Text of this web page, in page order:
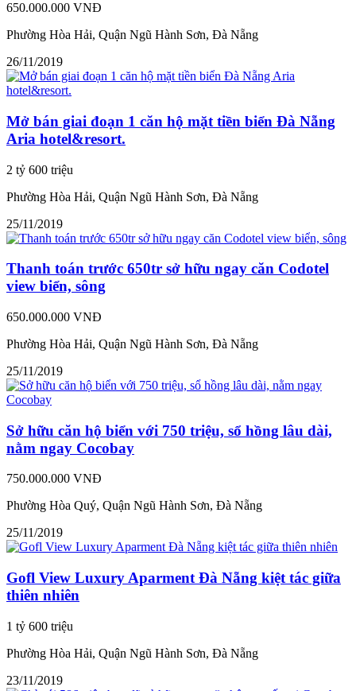
650.000.000 VNĐ
Phường Hòa Hải, Quận Ngũ Hành Sơn, Đà Nẵng
26/11/2019
Mở bán giai đoạn 1 căn hộ mặt tiền biển Đà Nẵng
Aria hotel&resort.
2 tỷ 600 triệu
Phường Hòa Hải, Quận Ngũ Hành Sơn, Đà Nẵng
25/11/2019
Thanh toán trước 650tr sở hữu ngay căn Codotel
view biển, sông
650.000.000 VNĐ
Phường Hòa Hải, Quận Ngũ Hành Sơn, Đà Nẵng
25/11/2019
Sở hữu căn hộ biển với 750 triệu, sổ hồng lâu dài,
nằm ngay Cocobay
750.000.000 VNĐ
Phường Hòa Quý, Quận Ngũ Hành Sơn, Đà Nẵng
25/11/2019
Gofl View Luxury Aparment Đà Nẵng kiệt tác giữa
thiên nhiên
1 tỷ 600 triệu
Phường Hòa Hải, Quận Ngũ Hành Sơn, Đà Nẵng
23/11/2019